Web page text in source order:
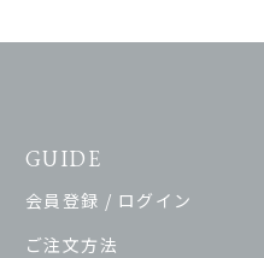
GUIDE
会員登録 / ログイン
ご注文方法